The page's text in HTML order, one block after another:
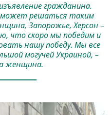
гражданина.
может решаться таким
Запорожье, Херсон –
что скоро мы победим и
нашу победу. Мы все
могучей Украиной, –
женщина.